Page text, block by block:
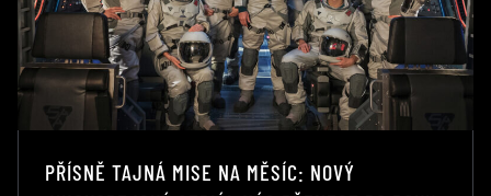
PŘÍSNĚ TAJNÁ MISE NA MĚSÍC: NOVÝ